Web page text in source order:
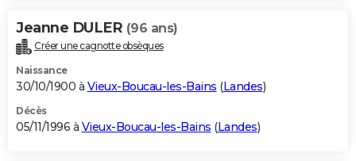
Jeanne DULER (96 ans)
Créer une cagnotte obsèques
Naissance
30/10/1900 à Vieux-Boucau-les-Bains (Landes)
Décès
05/11/1996 à Vieux-Boucau-les-Bains (Landes)